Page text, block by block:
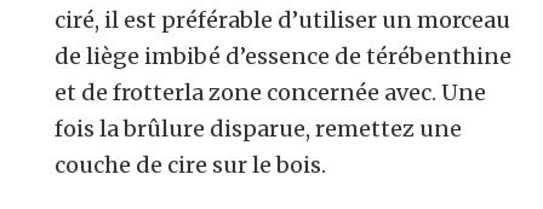
ciré, il est préférable d’utiliser un morceau
de liège imbibé d’essence de térébenthine
et de frotterla zone concernée avec. Une
fois la brûlure disparue, remettez une
couche de cire sur le bois.